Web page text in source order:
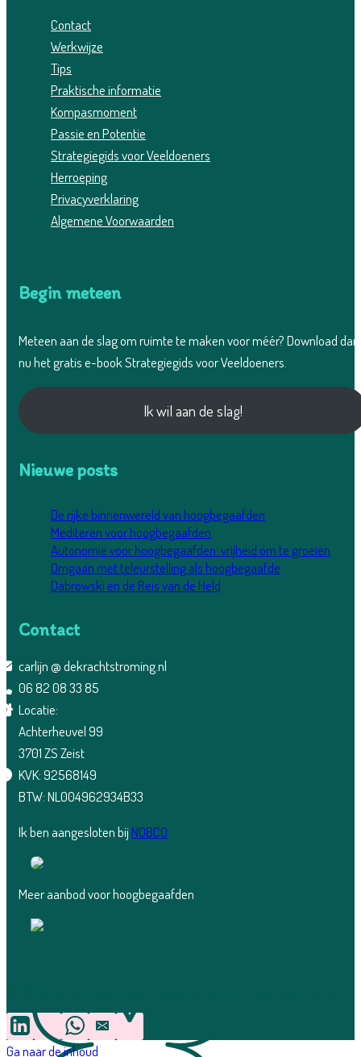
Contact
Werkwijze
Tips
Praktische informatie
Kompasmoment
Passie en Potentie
Strategiegids voor Veeldoeners
Herroeping
Privacyverklaring
Algemene Voorwaarden
Begin meteen
Meteen aan de slag om ruimte te maken voor méér? Download dan
nu het gratis e-book Strategiegids voor Veeldoeners.
Ik wil aan de slag!
Nieuwe posts
De rijke binnenwereld van hoogbegaafden
Mediteren voor hoogbegaafden
Autonomie voor hoogbegaafden: vrijheid om te groeien
Omgaan met teleurstelling als hoogbegaafde
Dabrowski en de Reis van de Held
Contact
carlijn @ dekrachtstroming.nl
06 82 08 33 85
Locatie:
Achterheuvel 99
3701 ZS Zeist
KVK: 92568149
BTW: NL004962934B33
Ik ben aangesloten bijNOBCO
Meer aanbod voor hoogbegaafden
Ga naar de inhoud